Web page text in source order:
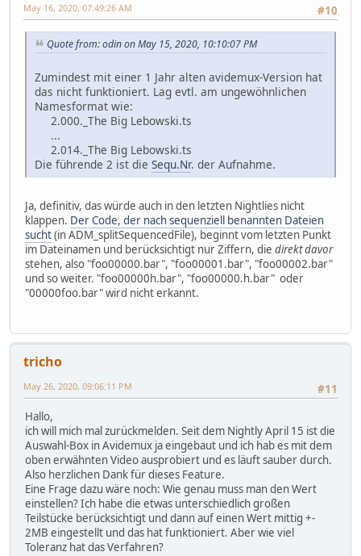
#10
May 16, 2020, 07:49:26 AM
Quote from: odin on May 15, 2020, 10:10:07 PM
Zumindest mit einer 1 Jahr alten avidemux-Version hat
das nicht funktioniert. Lag evtl. am ungewöhnlichen
Namesformat wie:
2.000._The Big Lebowski.ts
...
2.014._The Big Lebowski.ts
Die führende 2 ist die Sequ.Nr. der Aufnahme.
Ja, definitiv, das würde auch in den letzten Nightlies nicht
klappen. Der Code, der nach sequenziell benannten Dateien
sucht(in ADM_splitSequencedFile), beginnt vom letzten Punkt
im Dateinamen und berücksichtigt nur Ziffern, die direkt davor
stehen, also "foo00000.bar", "foo00001.bar", "foo00002.bar"
und so weiter. "foo00000h.bar", "foo00000.h.bar" oder
"00000foo.bar" wird nicht erkannt.
tricho
#11
May 26, 2020, 09:06:11 PM
Hallo,
ich will mich mal zurückmelden. Seit dem Nightly April 15 ist die
Auswahl-Box in Avidemux ja eingebaut und ich hab es mit dem
oben erwähnten Video ausprobiert und es läuft sauber durch.
Also herzlichen Dank für dieses Feature.
Eine Frage dazu wäre noch: Wie genau muss man den Wert
einstellen? Ich habe die etwas unterschiedlich großen
Teilstücke berücksichtigt und dann auf einen Wert mittig +-
2MB eingestellt und das hat funktioniert. Aber wie viel
Toleranz hat das Verfahren?